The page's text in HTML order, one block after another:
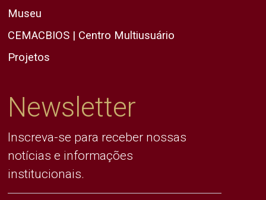
Museu
CEMACBIOS | Centro Multiusuário
Projetos
Newsletter
Inscreva-se para receber nossas
notícias e informações
institucionais.